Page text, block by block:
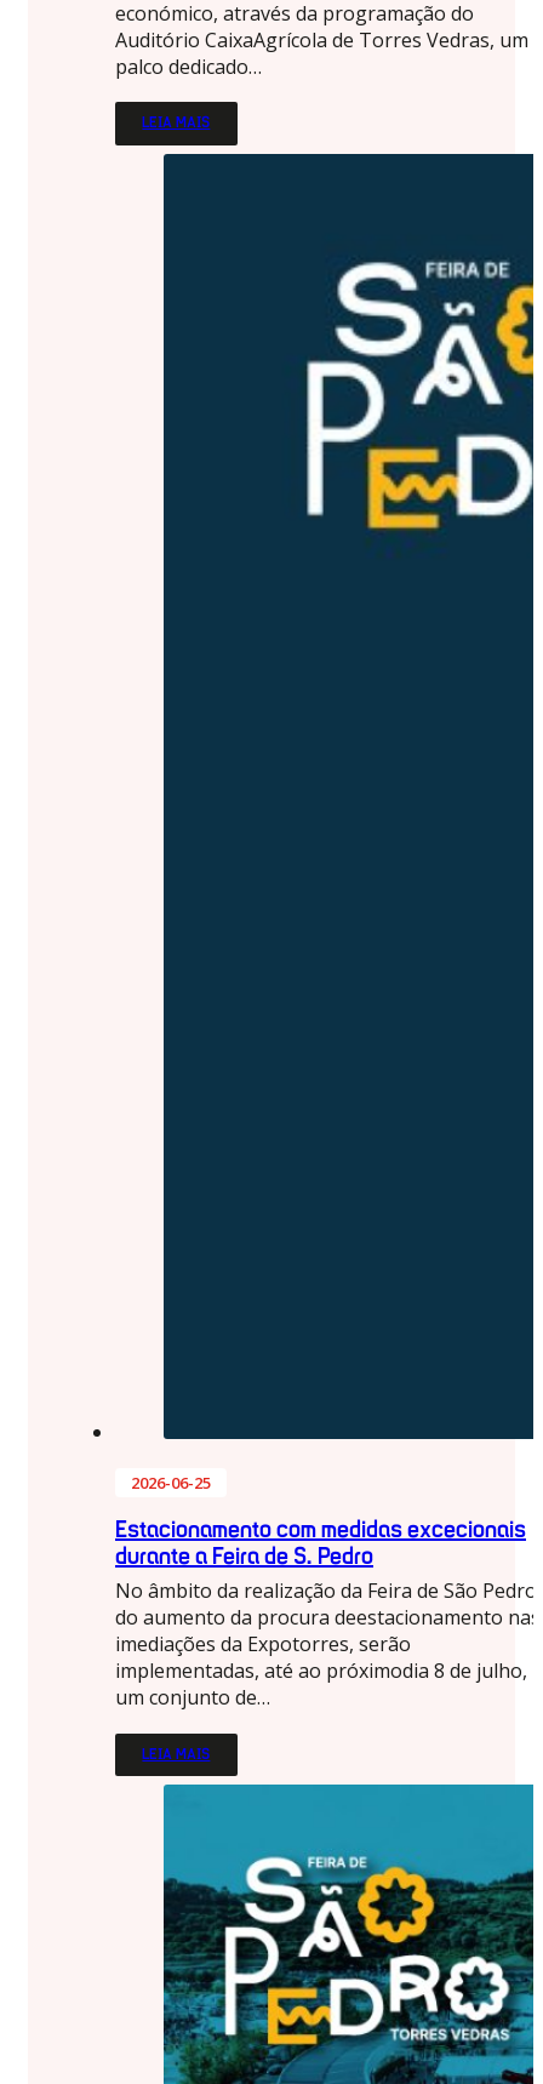
económico, através da programação do
Auditório CaixaAgrícola de Torres Vedras, um
palco dedicado…
LEIA MAIS
2026-06-25
Estacionamento com medidas excecionais
durante a Feira de S. Pedro
No âmbito da realização da Feira de São Pedro
do aumento da procura deestacionamento nas
imediações da Expotorres, serão
implementadas, até ao próximodia 8 de julho,
um conjunto de…
LEIA MAIS